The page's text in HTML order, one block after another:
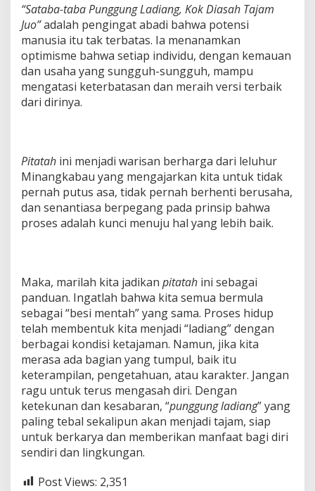
“Sataba-taba Punggung Ladiang, Kok Diasah Tajam
Juo”adalah pengingat abadi bahwa potensi
manusia itu tak terbatas. Ia menanamkan
optimisme bahwa setiap individu, dengan kemauan
dan usaha yang sungguh-sungguh, mampu
mengatasi keterbatasan dan meraih versi terbaik
dari dirinya.
Pitatah ini menjadi warisan berharga dari leluhur
Minangkabau yang mengajarkan kita untuk tidak
pernah putus asa, tidak pernah berhenti berusaha,
dan senantiasa berpegang pada prinsip bahwa
proses adalah kunci menuju hal yang lebih baik.
Maka, marilah kita jadikan pitatah ini sebagai
panduan. Ingatlah bahwa kita semua bermula
sebagai “besi mentah” yang sama. Proses hidup
telah membentuk kita menjadi “ladiang” dengan
berbagai kondisi ketajaman. Namun, jika kita
merasa ada bagian yang tumpul, baik itu
keterampilan, pengetahuan, atau karakter. Jangan
ragu untuk terus mengasah diri. Dengan
ketekunan dan kesabaran, “punggung ladiang” yang
paling tebal sekalipun akan menjadi tajam, siap
untuk berkarya dan memberikan manfaat bagi diri
sendiri dan lingkungan.
Post Views: 2,351